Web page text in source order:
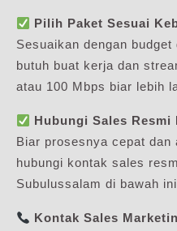
Pilih Paket Sesuai
Sesuaikan dengan
butuh buat kerja dan
atau 100 Mbps biar lebih
Hubungi Sales Resmi
Biar prosesnya cepat dan
hubungi kontak sales
Subulussalam di bawah
Kontak Sales